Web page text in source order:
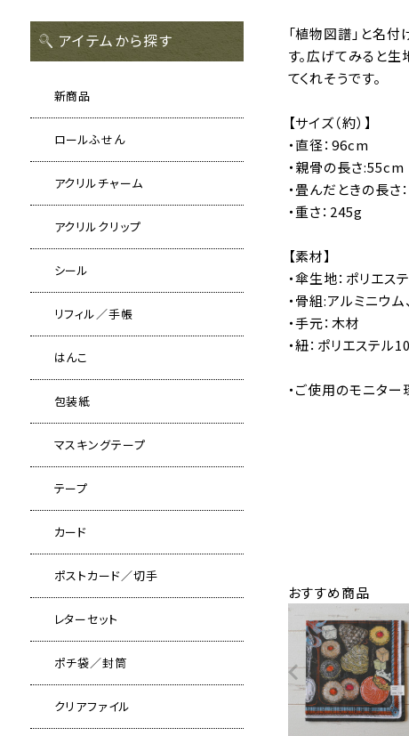
アイテムから探す
新商品
ロールふせん
アクリルチャーム
アクリルクリップ
シール
リフィル／手帳
はんこ
包装紙
マスキングテープ
テープ
カード
ポストカード／切手
レターセット
ポチ袋／封筒
クリアファイル
「植物図譜」と名
す。広げてみると
てくれそうです。
【サイズ（約）】
・直径：96cm
・親骨の長さ:55cm
・畳んだときの長さ
・重さ：245g
【素材】
・傘生地：ポリエ
・骨組:アルミニウム
・手元：木材
・紐：ポリエステル
・ご使用のモニタ
おすすめ商品